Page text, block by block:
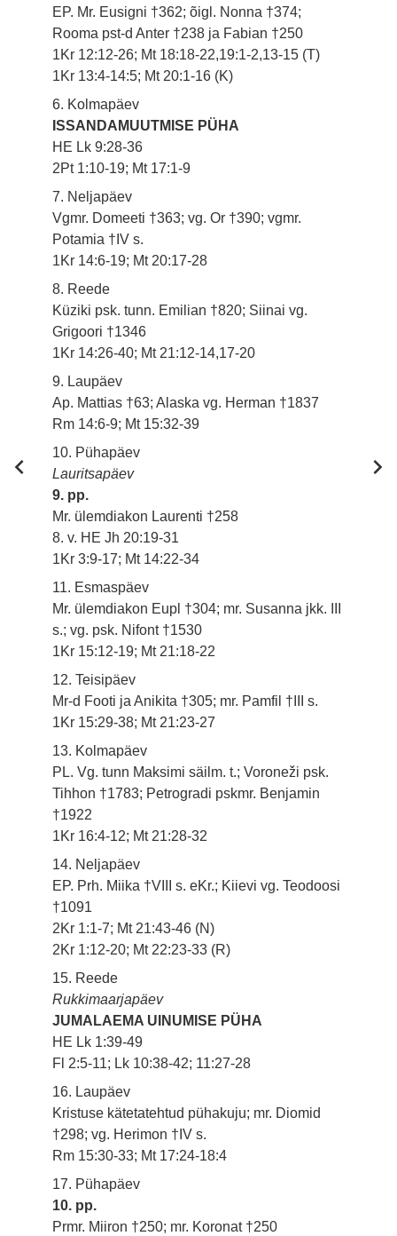
EP. Mr. Eusigni †362; õigl. Nonna †374;
Rooma pst-d Anter †238 ja Fabian †250
1Kr 12:12-26; Mt 18:18-22,19:1-2,13-15 (T)
1Kr 13:4-14:5; Mt 20:1-16 (K)
6. Kolmapäev
ISSANDAMUUTMISE PÜHA
HE Lk 9:28-36
2Pt 1:10-19; Mt 17:1-9
7. Neljapäev
Vgmr. Domeeti †363; vg. Or †390; vgmr.
Potamia †IV s.
1Kr 14:6-19; Mt 20:17-28
8. Reede
Küziki psk. tunn. Emilian †820; Siinai vg.
Grigoori †1346
1Kr 14:26-40; Mt 21:12-14,17-20
9. Laupäev
Ap. Mattias †63; Alaska vg. Herman †1837
Rm 14:6-9; Mt 15:32-39
10. Pühapäev
Lauritsapäev
9. pp.
Mr. ülemdiakon Laurenti †258
8. v. HE Jh 20:19-31
1Kr 3:9-17; Mt 14:22-34
11. Esmaspäev
Mr. ülemdiakon Eupl †304; mr. Susanna jkk. III
s.; vg. psk. Nifont †1530
1Kr 15:12-19; Mt 21:18-22
12. Teisipäev
Mr-d Footi ja Anikita †305; mr. Pamfil †III s.
1Kr 15:29-38; Mt 21:23-27
13. Kolmapäev
PL. Vg. tunn Maksimi säilm. t.; Voroneži psk.
Tihhon †1783; Petrogradi pskmr. Benjamin
†1922
1Kr 16:4-12; Mt 21:28-32
14. Neljapäev
EP. Prh. Miika †VIII s. eKr.; Kiievi vg. Teodoosi
†1091
2Kr 1:1-7; Mt 21:43-46 (N)
2Kr 1:12-20; Mt 22:23-33 (R)
15. Reede
Rukkimaarjapäev
JUMALAEMA UINUMISE PÜHA
HE Lk 1:39-49
Fl 2:5-11; Lk 10:38-42; 11:27-28
16. Laupäev
Kristuse kätetatehtud pühakuju; mr. Diomid
†298; vg. Herimon †IV s.
Rm 15:30-33; Mt 17:24-18:4
17. Pühapäev
10. pp.
Prmr. Miiron †250; mr. Koronat †250